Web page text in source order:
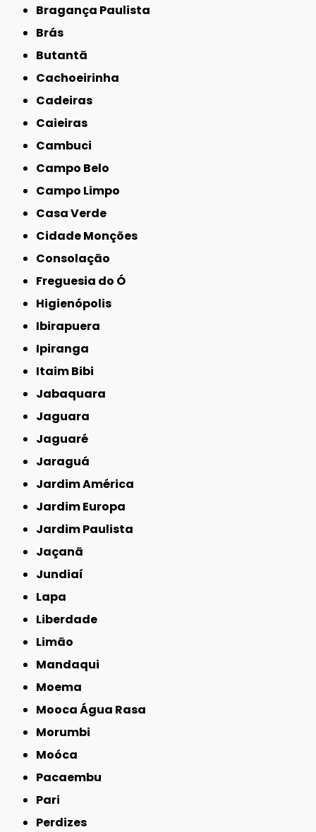
Bragança Paulista
Brás
Butantã
Cachoeirinha
Cadeiras
Caieiras
Cambuci
Campo Belo
Campo Limpo
Casa Verde
Cidade Monções
Consolação
Freguesia do Ó
Higienópolis
Ibirapuera
Ipiranga
Itaim Bibi
Jabaquara
Jaguara
Jaguaré
Jaraguá
Jardim América
Jardim Europa
Jardim Paulista
Jaçanã
Jundiaí
Lapa
Liberdade
Limão
Mandaqui
Moema
Mooca Água Rasa
Morumbi
Moóca
Pacaembu
Pari
Perdizes